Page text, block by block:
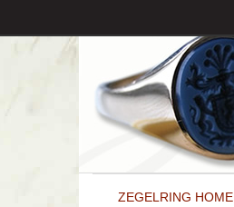
ZEGELRING HOME